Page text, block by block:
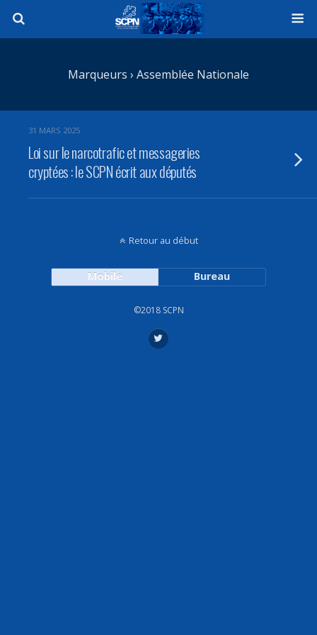
Marqueurs › Assemblée Nationale
31 MARS 2025
Loi sur le narcotrafic et messageries
cryptées : le SCPN écrit aux députés
Retour au début
Mobile Bureau
©2018 SCPN